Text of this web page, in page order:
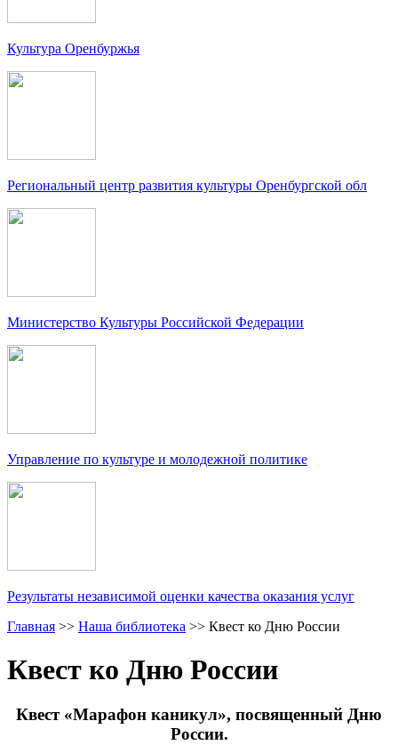
Культура Оренбуржья
Региональный центр развития культуры Оренбургской обл
Министерство Культуры Российской Федерации
Управление по культуре и молодежной политике
Результаты независимой оценки качества оказания услуг
Главная >> Наша библиотека >> Квест ко Дню России
Квест ко Дню России
Квест «Марафон каникул», посвященный Дню
России.